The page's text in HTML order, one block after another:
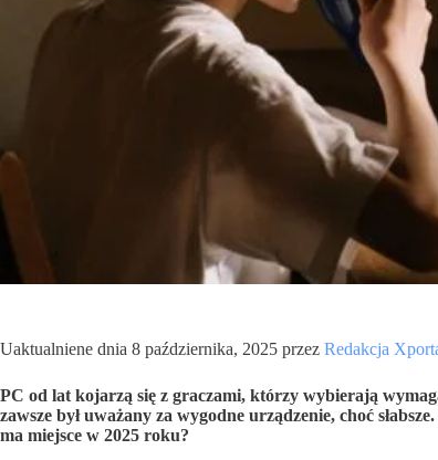
Uaktualniene dnia 8 października, 2025 przez Redakcja
PC od lat kojarzą się z graczami, którzy wybierają
zawsze był uważany za wygodne urządzenie, choć
ma miejsce w 2025 roku?